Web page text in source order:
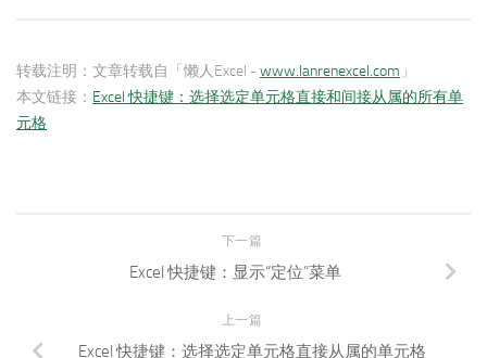
转载注明： 文章转载自「懒人Excel -www.lanrenexcel.com 」
本文链接： Excel 快捷键：选择选定单元格直接和间接从属的所有单
元格
下一篇
Excel 快捷键：显示“定位”菜单
上一篇
Excel 快捷键：选择选定单元格直接从属的单元格